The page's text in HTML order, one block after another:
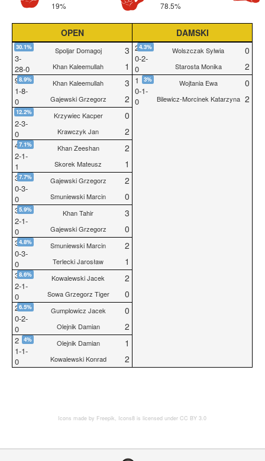
19% 78.5%
OPEN DAMSKI
31
30.1%
3-
28-0
Spoljar Domagoj 3
Khan Kaleemullah 1
98.9%
1-8-
0
Khan Kaleemullah 3
Gajewski Grzegorz 2
512.2%
2-3-
0
Krzywiec Kacper 0
Krawczyk Jan 2
47.1%
2-1-
1
Khan Zeeshan 2
Skorek Mateusz 1
37.7%
0-3-
0
Gajewski Grzegorz 2
Smuniewski Marcin 0
35.9%
2-1-
0
Khan Tahir 3
Gajewski Grzegorz 0
34.8%
0-3-
0
Smuniewski Marcin 2
Terlecki Jarosław 1
38.6%
2-1-
0
Kowalewski Jacek 2
Sowa Grzegorz Tiger 0
26.5%
0-2-
0
Gumplowicz Jacek 0
Olejnik Damian 2
2 4%
1-1-
0
Olejnik Damian 1
Kowalewski Konrad 2
24.3%
0-2-
0
Wolszczak Sylwia 0
Starosta Monika 2
1 3%
0-1-
0
Wojtania Ewa 0
Bilewicz-Morcinek Katarzyna 2
Icons made by Freepik, Icons8 is licensed under CC BY 3.0